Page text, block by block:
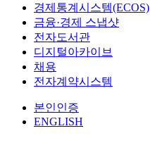
경제통계시스템(ECOS)
금융·경제 스냅샷
전자도서관
디지털아카이브
채용
전자계약시스템
본인인증
ENGLISH